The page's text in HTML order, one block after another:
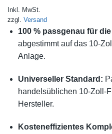
Inkl. MwSt.
zzgl. Versand
100 % passgenau für die
abgestimmt auf das 10-
Anlage.
Universeller Standard:
handelsüblichen 10-Zoll-
Hersteller.
Kosteneffizientes